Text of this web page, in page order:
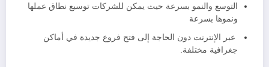
التوسع والنمو بسرعة حيث يمكن للشركات توسيع نطاق عملها
ونموها بسرعة
عبر الإنترنت دون الحاجة إلى فتح فروع جديدة في أماكن
جغرافية مختلفة.